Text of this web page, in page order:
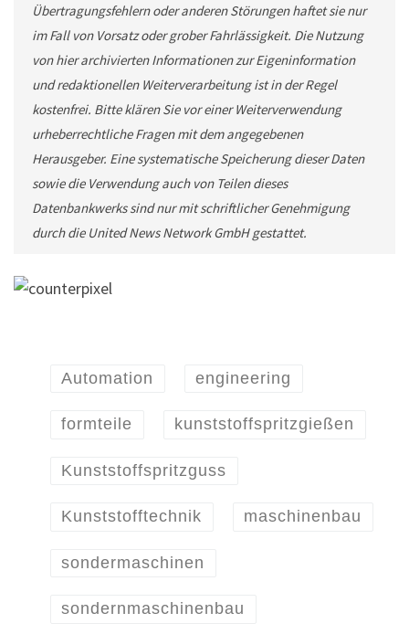
Übertragungsfehlern oder anderen Störungen haftet sie nur
im Fall von Vorsatz oder grober Fahrlässigkeit. Die Nutzung
von hier archivierten Informationen zur Eigeninformation
und redaktionellen Weiterverarbeitung ist in der Regel
kostenfrei. Bitte klären Sie vor einer Weiterverwendung
urheberrechtliche Fragen mit dem angegebenen
Herausgeber. Eine systematische Speicherung dieser Daten
sowie die Verwendung auch von Teilen dieses
Datenbankwerks sind nur mit schriftlicher Genehmigung
durch die United News Network GmbH gestattet.
Automation engineering
formteile kunststoffspritzgießen
Kunststoffspritzguss
Kunststofftechnik maschinenbau
sondermaschinen
sondernmaschinenbau